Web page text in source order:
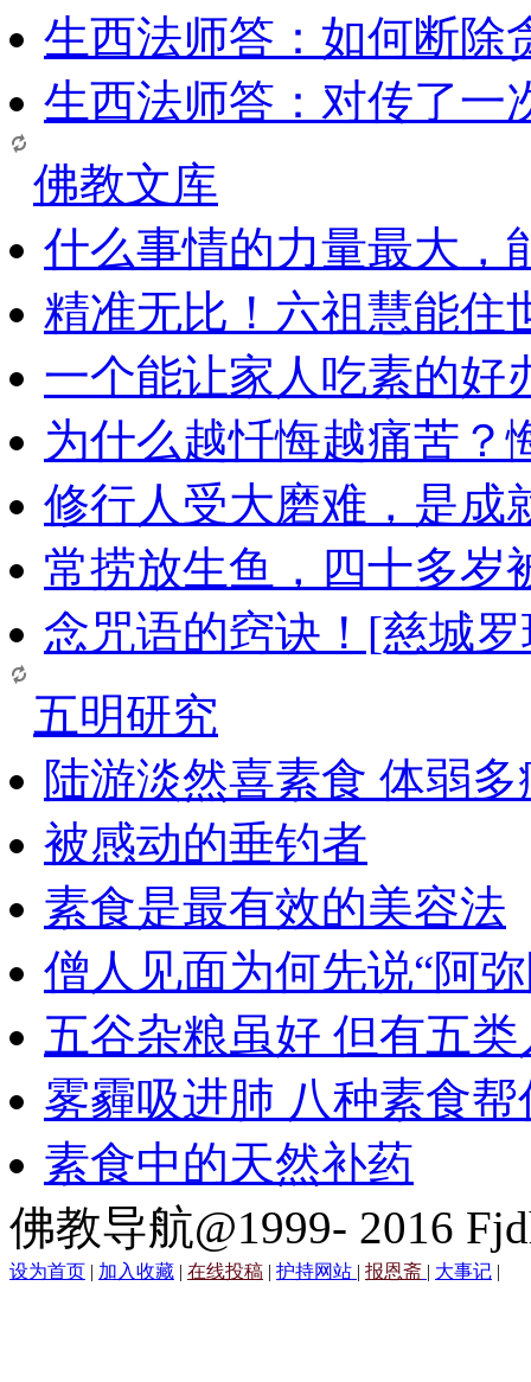
生西法师答：如何断除
生西法师答：对传了一
佛教文库
什么事情的力量最大，
精准无比！六祖慧能住
一个能让家人吃素的好
为什么越忏悔越痛苦？
修行人受大磨难，是成
常捞放生鱼，四十多岁
念咒语的窍诀！[慈城
五明研究
陆游淡然喜素食 体弱
被感动的垂钓者
素食是最有效的美容法
僧人见面为何先说“阿
五谷杂粮虽好 但有五
雾霾吸进肺 八种素食帮
素食中的天然补药
佛教导航@1999- 2016
设为首页 | 加入收藏 | 在线投稿 | 护持网站 | 报恩斋 | 大事记 |